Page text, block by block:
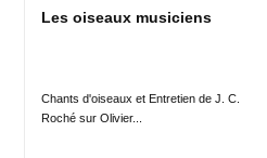
Les oiseaux musiciens
Chants d'oiseaux et Entretien de J. C.
Roché sur Olivier...